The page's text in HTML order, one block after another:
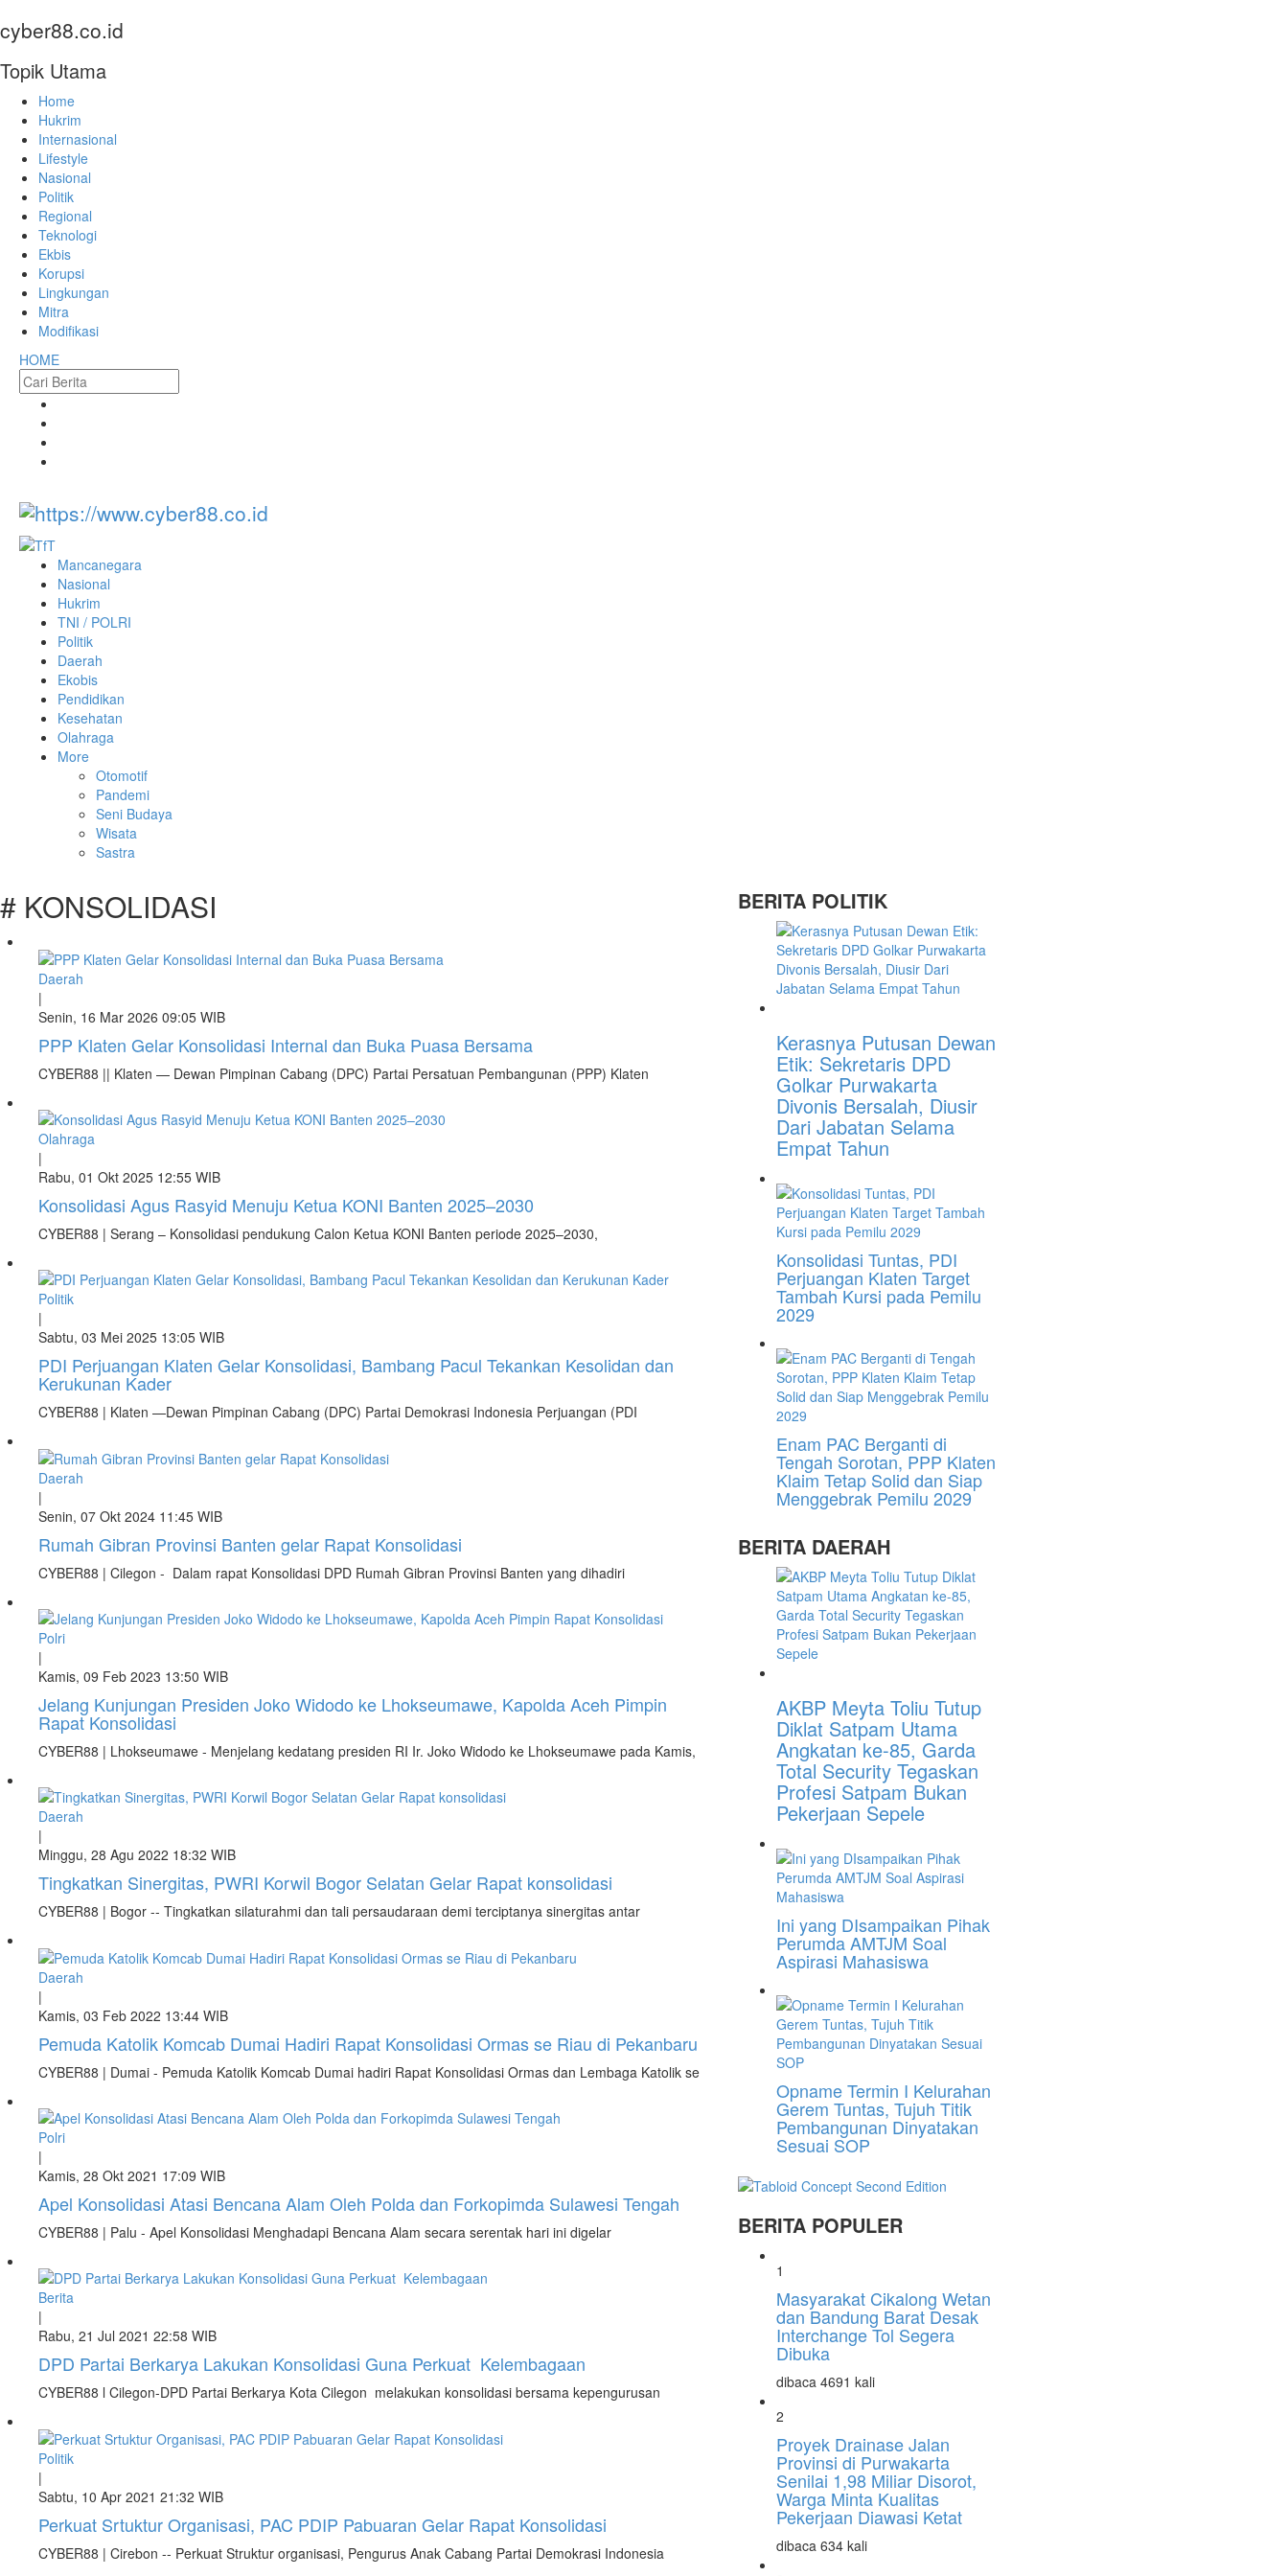
cyber88.co.id
Topik Utama
Home
Hukrim
Internasional
Lifestyle
Nasional
Politik
Regional
Teknologi
Ekbis
Korupsi
Lingkungan
Mitra
Modifikasi
HOME
Mancanegara
Nasional
Hukrim
TNI / POLRI
Politik
Daerah
Ekobis
Pendidikan
Kesehatan
Olahraga
More
Otomotif
Pandemi
Seni Budaya
Wisata
Sastra
# KONSOLIDASI
Daerah
|
Senin, 16 Mar 2026 09:05 WIB
PPP Klaten Gelar Konsolidasi Internal dan Buka Puasa Bersama
CYBER88 || Klaten — Dewan Pimpinan Cabang (DPC) Partai Persatuan Pembangunan (PPP) Klaten
Olahraga
|
Rabu, 01 Okt 2025 12:55 WIB
Konsolidasi Agus Rasyid Menuju Ketua KONI Banten 2025–2030
CYBER88 | Serang – Konsolidasi pendukung Calon Ketua KONI Banten periode 2025–2030,
Politik
|
Sabtu, 03 Mei 2025 13:05 WIB
PDI Perjuangan Klaten Gelar Konsolidasi, Bambang Pacul Tekankan Kesolidan dan
Kerukunan Kader
CYBER88 | Klaten —Dewan Pimpinan Cabang (DPC) Partai Demokrasi Indonesia Perjuangan (PDI
Daerah
|
Senin, 07 Okt 2024 11:45 WIB
Rumah Gibran Provinsi Banten gelar Rapat Konsolidasi
CYBER88 | Cilegon - Dalam rapat Konsolidasi DPD Rumah Gibran Provinsi Banten yang dihadiri
Polri
|
Kamis, 09 Feb 2023 13:50 WIB
Jelang Kunjungan Presiden Joko Widodo ke Lhokseumawe, Kapolda Aceh Pimpin
Rapat Konsolidasi
CYBER88 | Lhokseumawe - Menjelang kedatang presiden RI Ir. Joko Widodo ke Lhokseumawe pada Kamis,
Daerah
|
Minggu, 28 Agu 2022 18:32 WIB
Tingkatkan Sinergitas, PWRI Korwil Bogor Selatan Gelar Rapat konsolidasi
CYBER88 | Bogor -- Tingkatkan silaturahmi dan tali persaudaraan demi terciptanya sinergitas antar
Daerah
|
Kamis, 03 Feb 2022 13:44 WIB
Pemuda Katolik Komcab Dumai Hadiri Rapat Konsolidasi Ormas se Riau di Pekanbaru
CYBER88 | Dumai - Pemuda Katolik Komcab Dumai hadiri Rapat Konsolidasi Ormas dan Lembaga Katolik se
Polri
|
Kamis, 28 Okt 2021 17:09 WIB
Apel Konsolidasi Atasi Bencana Alam Oleh Polda dan Forkopimda Sulawesi Tengah
CYBER88 | Palu - Apel Konsolidasi Menghadapi Bencana Alam secara serentak hari ini digelar
Berita
|
Rabu, 21 Jul 2021 22:58 WIB
DPD Partai Berkarya Lakukan Konsolidasi Guna Perkuat Kelembagaan
CYBER88 l Cilegon-DPD Partai Berkarya Kota Cilegon melakukan konsolidasi bersama kepengurusan
Politik
|
Sabtu, 10 Apr 2021 21:32 WIB
Perkuat Srtuktur Organisasi, PAC PDIP Pabuaran Gelar Rapat Konsolidasi
CYBER88 | Cirebon -- Perkuat Struktur organisasi, Pengurus Anak Cabang Partai Demokrasi Indonesia
BERITA POLITIK
Kerasnya Putusan Dewan
Etik: Sekretaris DPD
Golkar Purwakarta
Divonis Bersalah, Diusir
Dari Jabatan Selama
Empat Tahun
Konsolidasi Tuntas, PDI
Perjuangan Klaten Target
Tambah Kursi pada Pemilu
2029
Enam PAC Berganti di
Tengah Sorotan, PPP Klaten
Klaim Tetap Solid dan Siap
Menggebrak Pemilu 2029
BERITA DAERAH
AKBP Meyta Toliu Tutup
Diklat Satpam Utama
Angkatan ke-85, Garda
Total Security Tegaskan
Profesi Satpam Bukan
Pekerjaan Sepele
Ini yang DIsampaikan Pihak
Perumda AMTJM Soal
Aspirasi Mahasiswa
Opname Termin I Kelurahan
Gerem Tuntas, Tujuh Titik
Pembangunan Dinyatakan
Sesuai SOP
BERITA POPULER
1
Masyarakat Cikalong Wetan
dan Bandung Barat Desak
Interchange Tol Segera
Dibuka
dibaca 4691 kali
2
Proyek Drainase Jalan
Provinsi di Purwakarta
Senilai 1,98 Miliar Disorot,
Warga Minta Kualitas
Pekerjaan Diawasi Ketat
dibaca 634 kali